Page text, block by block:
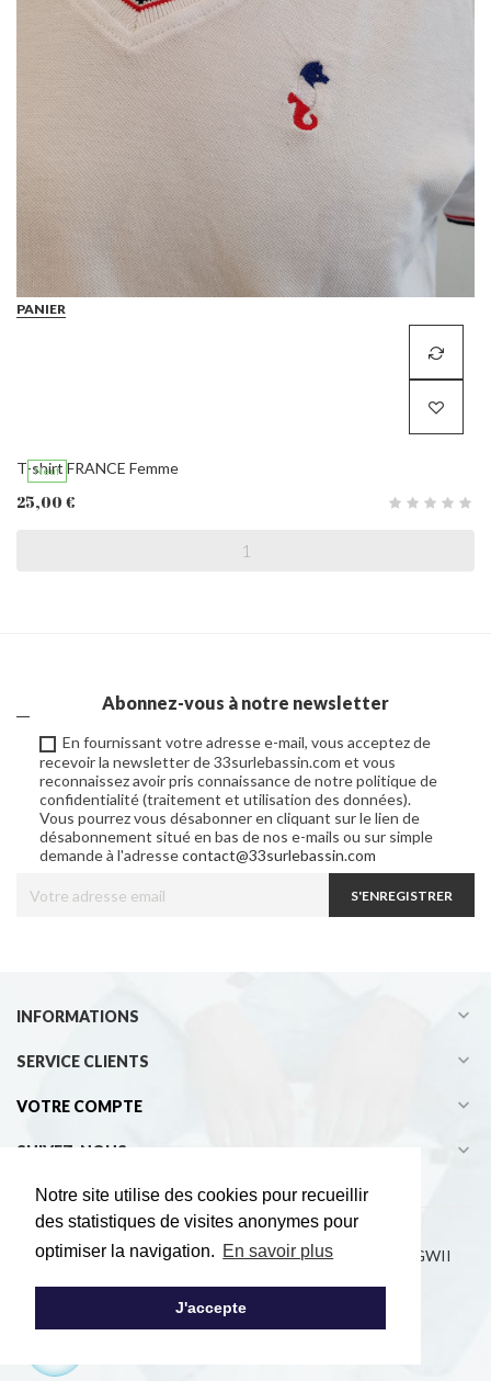
Notre site utilise des cookies pour recueillir
des statistiques de visites anonymes pour
optimiser la navigation. En savoir plus
J'accepte
PANIER
T-shirt FRANCE Femme
25,00 €
Neuf
Abonnez-vous à notre newsletter
En fournissant votre adresse e-mail, vous acceptez de
recevoir la newsletter de 33surlebassin.com et vous
reconnaissez avoir pris connaissance de notre politique de
confidentialité (traitement et utilisation des données).
Vous pourrez vous désabonner en cliquant sur le lien de
désabonnement situé en bas de nos e-mails ou sur simple
demande à l'adressecontact@33surlebassin.com
S'ENREGISTRER
INFORMATIONS 
SERVICE CLIENTS 
VOTRE COMPTE 
SUIVEZ-NOUS 
Copyright © 2021 33° sur le bassin - Développement EGWII